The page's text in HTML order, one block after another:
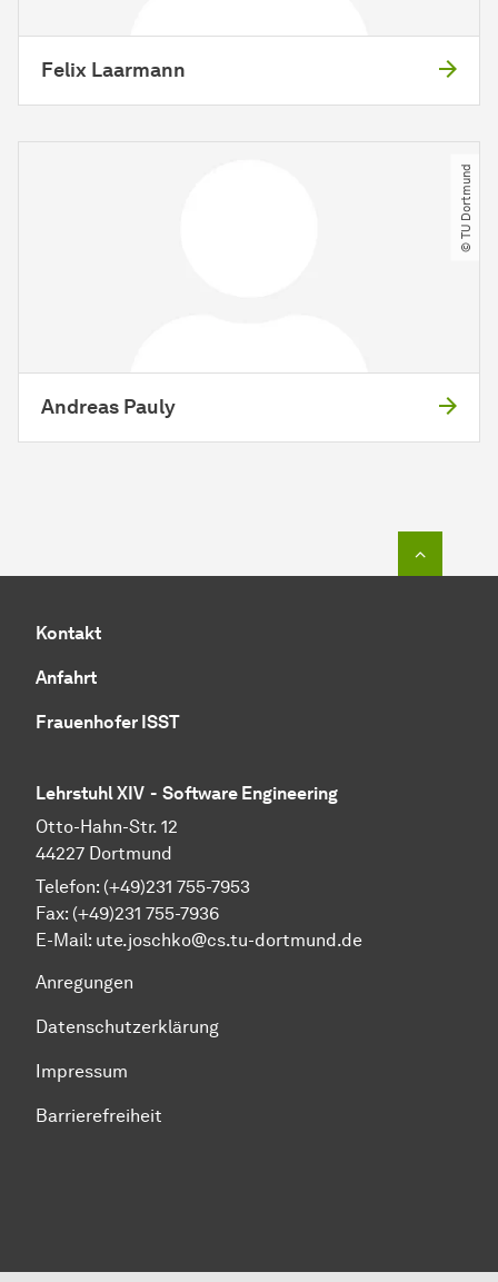
Felix Laarmann
© TU Dortmund
Andreas Pauly
Kontakt
Anfahrt
Frauenhofer ISST
Lehrstuhl XIV - Software Engineering
Otto-Hahn-Str. 12
44227 Dortmund
Telefon: (+49)231 755-7953
Fax: (+49)231 755-7936
E-Mail: ute.joschko@cs.tu-dortmund.de
Anregungen
Datenschutzerklärung
Impressum
Barrierefreiheit